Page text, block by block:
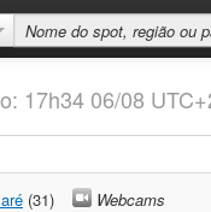
17h34 06/08
(31) Webcams